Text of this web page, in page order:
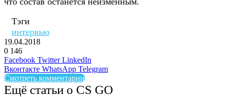
Тэги
интервью
19.04.2018
0 146
Facebook Twitter LinkedIn
Вконтакте WhatsApp Telegram
Смотреть комментарии
Ещё статьи о CS GO